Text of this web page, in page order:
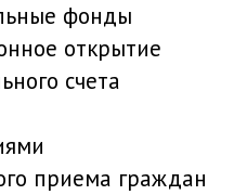
фонды
открытие
счета
приема граждан